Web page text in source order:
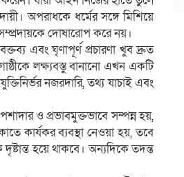
অপরাধকে ধর্মের সঙ্গে মিশিয়ে
দোষারোপ করে নয়।
এবং ঘৃণাপূর্ণ প্রচারণা খুব দ্রুত
লক্ষ্যবস্তু বানানো এখন একটি
নজরদারি, তথ্য যাচাই এবং
ও প্রভাবমুক্তভাবে সম্পন্ন হয়,
কার্যকর ব্যবস্থা নেওয়া হয়, তবে
হয়ে থাকবে। অন্যদিকে তদন্ত